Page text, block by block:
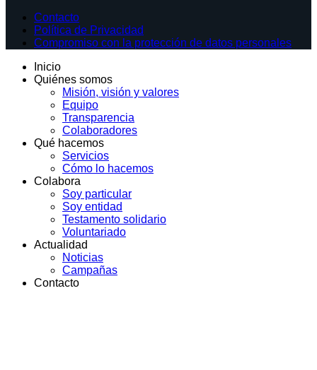
Contacto
Política de Privacidad
Compromiso con la protección de datos personales
Inicio
Quiénes somos
Misión, visión y valores
Equipo
Transparencia
Colaboradores
Qué hacemos
Servicios
Cómo lo hacemos
Colabora
Soy particular
Soy entidad
Testamento solidario
Voluntariado
Actualidad
Noticias
Campañas
Contacto